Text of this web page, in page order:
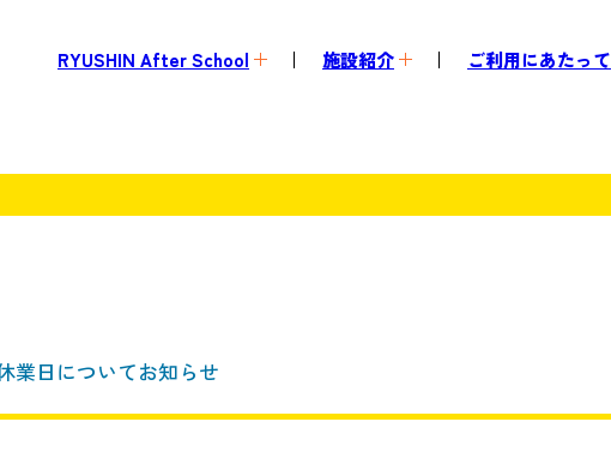
RYUSHIN After School 施設紹介 ご利用にあたって
業日についてお知らせ